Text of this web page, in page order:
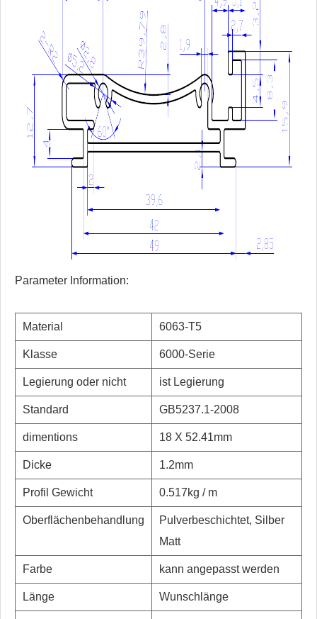
Parameter Information:
Material 6063-T5
Klasse 6000-Serie
Legierung oder nicht ist Legierung
Standard GB5237.1-2008
dimentions 18 X 52.41mm
Dicke 1.2mm
Profil Gewicht 0.517kg / m
Oberflächenbehandlung
Pulverbeschichtet, Silber
Matt
Farbe kann angepasst werden
Länge Wunschlänge